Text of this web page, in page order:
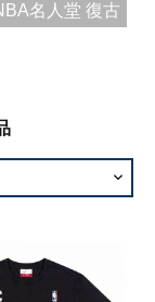
名人堂 復古